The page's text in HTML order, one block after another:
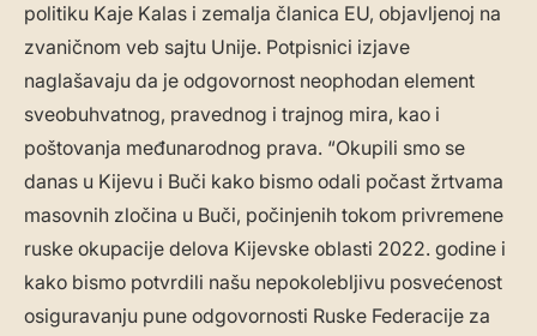
politiku Kaje Kalas i zemalja članica EU, objavljenoj na
zvaničnom veb sajtu Unije. Potpisnici izjave
naglašavaju da je odgovornost neophodan element
sveobuhvatnog, pravednog i trajnog mira, kao i
poštovanja međunarodnog prava. “Okupili smo se
danas u Kijevu i Buči kako bismo odali počast žrtvama
masovnih zločina u Buči, počinjenih tokom privremene
ruske okupacije delova Kijevske oblasti 2022. godine i
kako bismo potvrdili našu nepokolebljivu posvećenost
osiguravanju pune odgovornosti Ruske Federacije za